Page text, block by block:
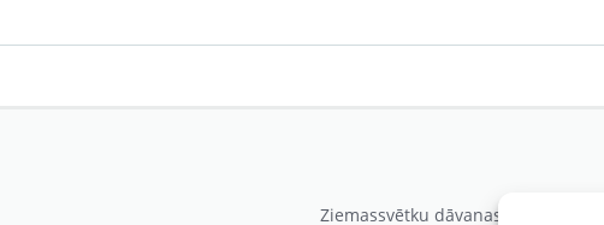
Ziemassvētku dāvanas